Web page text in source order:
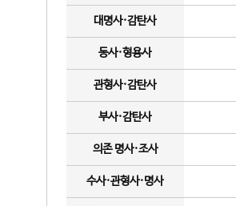
대명사·감탄사
동사·형용사
관형사·감탄사
부사·감탄사
의존 명사·조사
수사·관형사·명사